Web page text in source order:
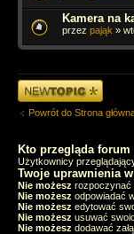
Kamera na
przez pająk »
Napisz wątek
Powrót do Strona
Kto przegląda forum
Użytkownicy
Twoje uprawnienia
Nie możesz rozpoczynać
Nie możesz odpowiadać
Nie możesz edytować
Nie możesz usuwać
Nie możesz dodawać